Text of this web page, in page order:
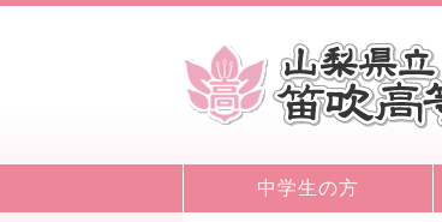
中学生の方